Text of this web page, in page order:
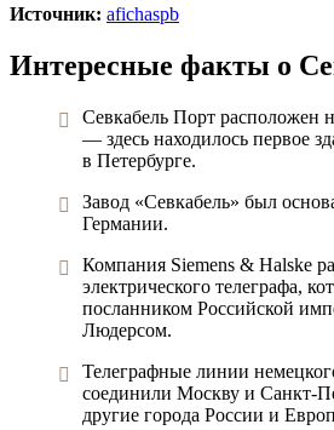
Источник: afichaspb
Интересные факты о
Севкабель Порт расположен
— здесь находилось первое
в Петербурге.
Завод «Севкабель» был
Германии.
Компания Siemens & Halske
электрического телеграфа,
посланником Российской
Людерсом.
Телеграфные линии
соединили Москву и Санкт-
другие города России и